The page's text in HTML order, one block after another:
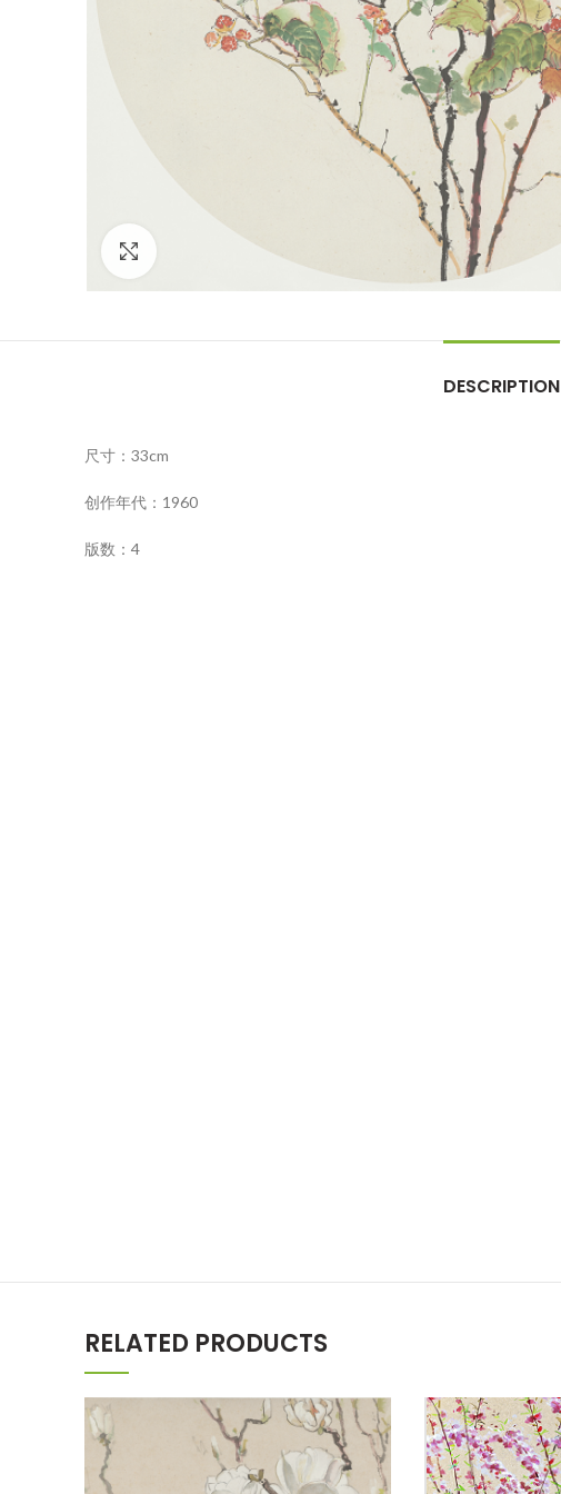
Click to enlarge
DESCRIPTION
尺寸：33cm
创作年代：1960
版数：4
RELATED PRODUCTS